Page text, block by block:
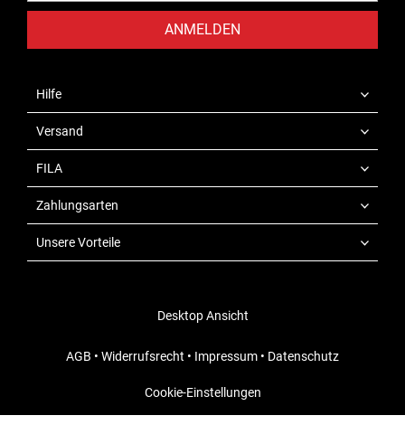
ANMELDEN
Hilfe
Versand
FILA
Zahlungsarten
Unsere Vorteile
Desktop Ansicht
AGB • Widerrufsrecht • Impressum • Datenschutz
Cookie-Einstellungen